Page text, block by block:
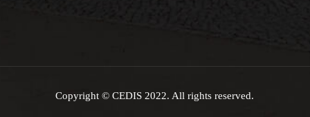
Copyright © CEDIS 2022. All rights reserved.